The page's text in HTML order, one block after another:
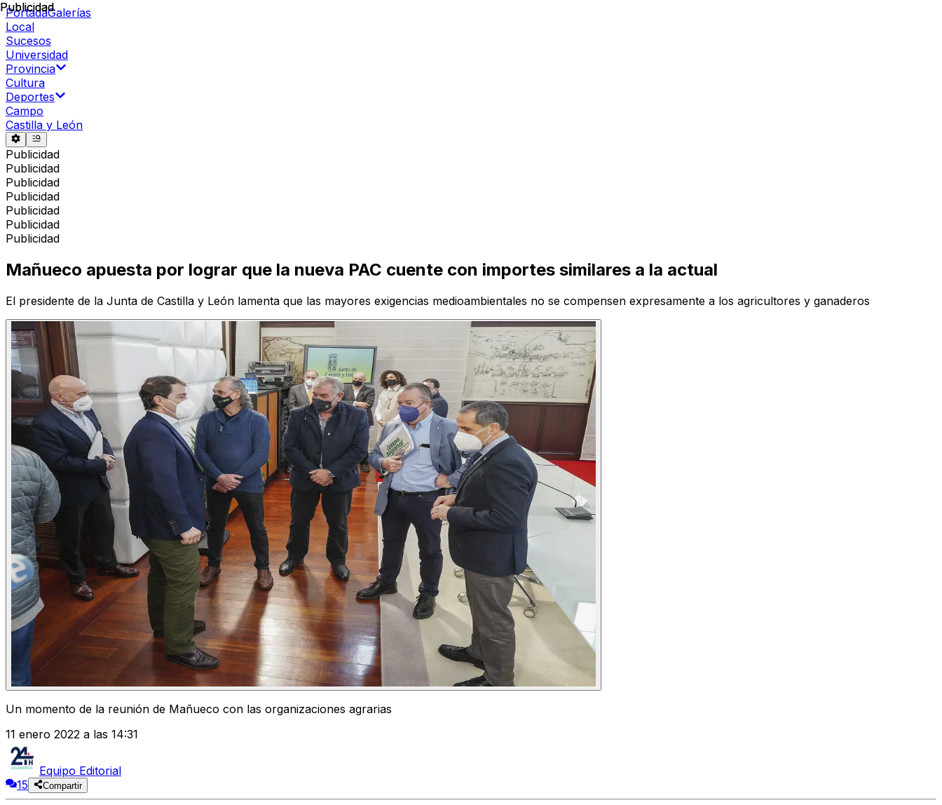
PortadaGalerías
Local
Sucesos
Universidad
Provincia
Cultura
Deportes
Campo
Castilla y León
Publicidad
Publicidad
Publicidad
Publicidad
Publicidad
Publicidad
Publicidad
Publicidad
Mañueco apuesta por lograr que la nueva PAC cuente con importes similares a la actual
El presidente de la Junta de Castilla y León lamenta que las mayores exigencias medioambientales no se compensen expresamente a los agricultores y ganaderos
Un momento de la reunión de Mañueco con las organizaciones agrarias
11 enero 2022 a las 14:31
Equipo Editorial
15
Compartir
Publicidad